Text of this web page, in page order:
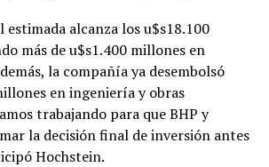
alcanza los u$s18.100
más de u$s1.400 millones en
la compañía ya desembolsó
en ingeniería y obras
trabajando para que BHP y
la decisión final de inversión antes
Hochstein.